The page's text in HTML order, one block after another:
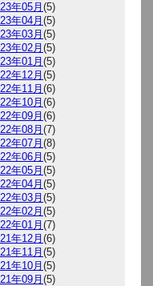
年05月 (5)
年04月 (5)
年03月 (5)
年02月 (5)
年01月 (5)
年12月 (5)
年11月 (6)
年10月 (6)
年09月 (6)
年08月 (7)
年07月 (8)
年06月 (5)
年05月 (5)
年04月 (5)
年03月 (5)
年02月 (5)
年01月 (7)
年12月 (6)
年11月 (5)
年10月 (5)
年09月 (5)